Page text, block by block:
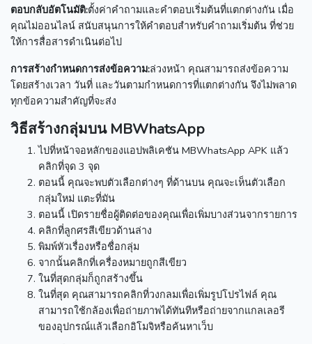
ตอบกลับอัตโนมัติ:ตั้งค่าคำถามและคำตอบเริ่มต้นที่แตกต่างกัน เมื่อ
คุณไม่ออนไลน์ สนับสนุนการให้คำตอบสำหรับคำถามเริ่มต้น ที่ช่วย
ให้การสื่อสารดำเนินต่อไป
การสร้างกำหนดการส่งข้อความ:ล่วงหน้า คุณสามารถส่งข้อความ
โดยสร้างเวลา วันที่ และวันตามกำหนดการที่แตกต่างกัน จึงไม่พลาด
ทุกข้อความสำคัญที่จะส่ง
วิธีสร้างกลุ่มบน MBWhatsApp
ไปที่หน้าจอหลักของแอปพลิเคชัน MBWhatsApp APK แล้ว
คลิกที่จุด 3 จุด
ตอนนี้ คุณจะพบตัวเลือกต่างๆ ที่ด้านบน คุณจะเห็นตัวเลือก
กลุ่มใหม่ แตะที่มัน
ตอนนี้ เปิดรายชื่อผู้ติดต่อของคุณเพื่อเพิ่มบางส่วนจากรายการ
คลิกที่ลูกศรสีเขียวด้านล่าง
พิมพ์หัวเรื่องหรือชื่อกลุ่ม
จากนั้นคลิกที่เครื่องหมายถูกสีเขียว
ในที่สุดกลุ่มก็ถูกสร้างขึ้น
ในที่สุด คุณสามารถคลิกที่วงกลมเพื่อเพิ่มรูปโปรไฟล์ คุณ
สามารถใช้กล้องเพื่อถ่ายภาพได้ทันทีหรือถ่ายจากแกลเลอรี
ของอุปกรณ์แล้วเลือกอิโมจิหรือค้นหาเว็บ